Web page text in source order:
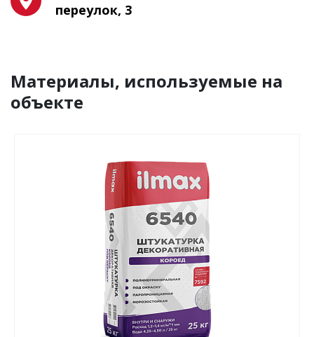
переулок, 3
Материалы, используемые на
объекте